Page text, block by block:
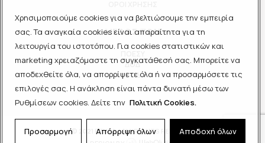
Χρησιμοποιούμε cookies για να βελτιώσουμε την εμπειρία
σας. Τα αναγκαία cookies είναι απαραίτητα για τη
λειτουργία του ιστοτόπου. Για cookies στατιστικών και
marketing χρειαζόμαστε τη συγκατάθεσή σας. Μπορείτε να
αποδεχθείτε όλα, να απορρίψετε όλα ή να προσαρμόσετε τις
επιλογές σας. Η ανάκληση είναι πάντα δυνατή μέσω των
Ρυθμίσεων cookies. Δείτε την Πολιτική Cookies.
Προσαρμογή Απόρριψη όλων Αποδοχή όλων
ΜΕΛΟΣ ΤΩΝ
ΔΟΔ
ΕΟΔ
© 2021 ΕΣΗΕΑ - ALL RIGHTS RESERVED